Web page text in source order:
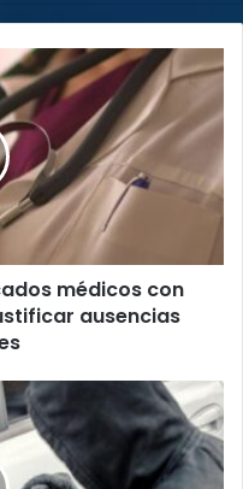
médicos con
ausencias